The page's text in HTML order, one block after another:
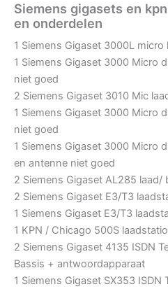
Siemens gigasets en
en onderdelen
1 Siemens Gigaset 3000L
1 Siemens Gigaset 3000 Micro
niet goed
2 Siemens Gigaset 3010 Mic
1 Siemens Gigaset 3000 Micro
niet goed
1 Siemens Gigaset 3000 Micro
en antenne niet goed
2 Siemens Gigaset AL285
2 Siemens Gigaset E3/T3
1 Siemens Gigaset E3/T3
1 KPN / Chicago 500S
2 Siemens Gigaset 4135 ISDN
Bassis + antwoordapparaat
1 Siemens Gigaset SX353 ISDN